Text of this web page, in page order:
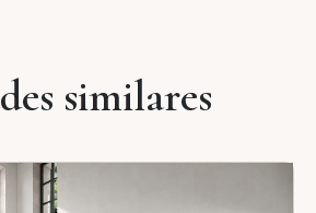
similares